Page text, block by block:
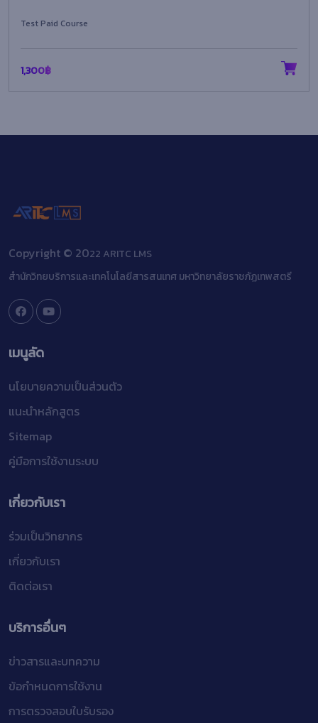
Test Paid Course
1,300฿
Copyright © 2022 ARITC LMS
สำนักวิทยบริการและเทคโนโลยีสารสนเทศ มหาวิทยาลัยราชภัฏเทพสตรี
เมนูลัด
นโยบายความเป็นส่วนตัว
แนะนำหลักสูตร
Sitemap
คู่มือการใช้งานระบบ
เกี่ยวกับเรา
ร่วมเป็นวิทยากร
เกี่ยวกับเรา
ติดต่อเรา
บริการอื่นๆ
ข่าวสารและบทความ
ข้อกำหนดการใช้งาน
การตรวจสอบใบรับรอง